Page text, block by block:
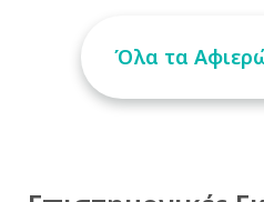
Όλα τα